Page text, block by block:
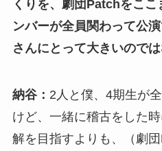
くりを、劇団Patchをこ
ンバーが全員関わって公
さんにとって大きいのでは
納谷： 2人と僕、4期生が
けど、一緒に稽古をした
解を目指すよりも、（劇